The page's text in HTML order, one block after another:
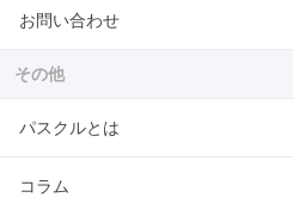
お問い合わせ
その他
パスクルとは
コラム